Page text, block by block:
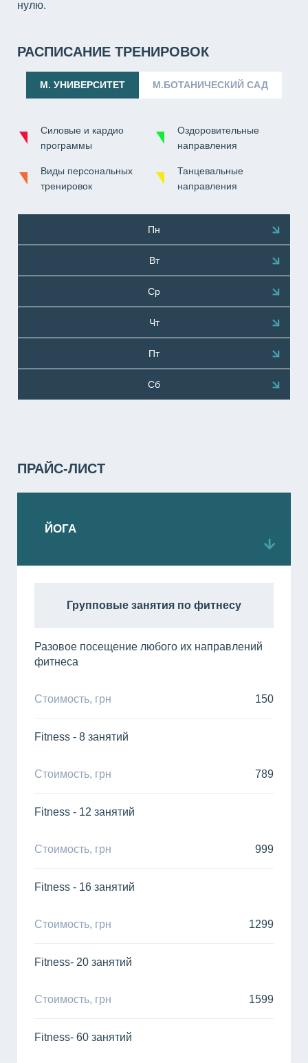
нулю.
РАСПИСАНИЕ ТРЕНИРОВОК
М. УНИВЕРСИТЕТ М.БОТАНИЧЕСКИЙ САД
Силовые и кардио
программы
Оздоровительные
направления
Виды персональных
тренировок
Танцевальные
направления
Пн
Вт
Ср
Чт
Пт
Сб
ПРАЙС-ЛИСТ
ЙОГА
Групповые занятия по фитнесу
Разовое посещение любого их направлений
фитнеса
Стоимость, грн 150
Fitness - 8 занятий
Стоимость, грн 789
Fitness - 12 занятий
Стоимость, грн 999
Fitness - 16 занятий
Стоимость, грн 1299
Fitness- 20 занятий
Стоимость, грн 1599
Fitness- 60 занятий